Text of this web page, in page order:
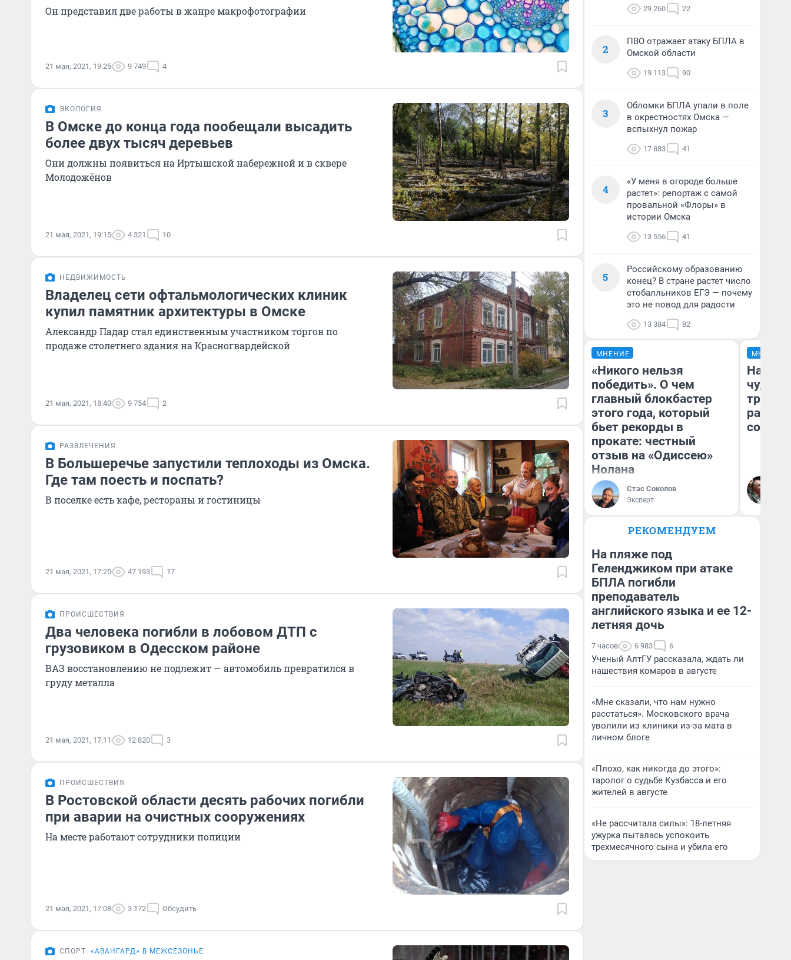
Он представил две работы в жанре макрофотографии
21 мая, 2021, 19:25 9 749 4
ЭКОЛОГИЯ
В Омске до конца года пообещали высадить
более двух тысяч деревьев
Они должны появиться на Иртышской набережной и в сквере
Молодожёнов
21 мая, 2021, 19:15 4 321 10
НЕДВИЖИМОСТЬ
Владелец сети офтальмологических клиник
купил памятник архитектуры в Омске
Александр Падар стал единственным участником торгов по
продаже столетнего здания на Красногвардейской
21 мая, 2021, 18:40 9 754 2
РАЗВЛЕЧЕНИЯ
В Большеречье запустили теплоходы из Омска.
Где там поесть и поспать?
В поселке есть кафе, рестораны и гостиницы
21 мая, 2021, 17:25 47 193 17
ПРОИСШЕСТВИЯ
Два человека погибли в лобовом ДТП с
грузовиком в Одесском районе
ВАЗ восстановлению не подлежит — автомобиль превратился в
груду металла
21 мая, 2021, 17:11 12 820 3
ПРОИСШЕСТВИЯ
В Ростовской области десять рабочих погибли
при аварии на очистных сооружениях
На месте работают сотрудники полиции
21 мая, 2021, 17:08 3 172 Обсудить
СПОРТ «АВАНГАРД» В МЕЖСЕЗОНЬЕ
29 260 22
2
ПВО отражает атаку БПЛА в
Омской области
19 113 90
3
Обломки БПЛА упали в поле
в окрестностях Омска —
вспыхнул пожар
17 883 41
4
«У меня в огороде больше
растет»: репортаж с самой
провальной «Флоры» в
истории Омска
13 556 41
5
Российскому образованию
конец? В стране растет число
стобалльников ЕГЭ — почему
это не повод для радости
13 384 82
МНЕНИЕ
«Никого нельзя
победить». О чем
главный блокбастер
этого года, который
бьет рекорды в
прокате: честный
отзыв на «Одиссею»
Нолана
Стас Соколов
Эксперт
МНЕНИЕ
чудом
РЕКОМЕНДУЕМ
На пляже под
Геленджиком при атаке
БПЛА погибли
преподаватель
английского языка и ее 12-
летняя дочь
7 часов 6 983 6
Ученый АлтГУ рассказала, ждать ли
нашествия комаров в августе
«Мне сказали, что нам нужно
расстаться». Московского врача
уволили из клиники из-за мата в
личном блоге
«Плохо, как никогда до этого»:
таролог о судьбе Кузбасса и его
жителей в августе
«Не рассчитала силы»: 18-летняя
ужурка пыталась успокоить
трехмесячного сына и убила его